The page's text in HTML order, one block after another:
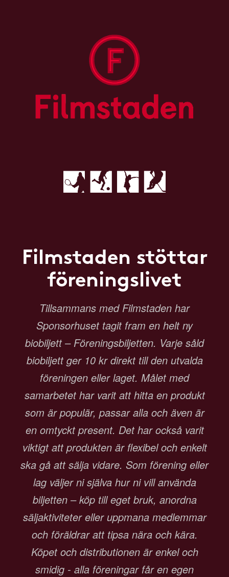
Filmstaden stöttar
föreningslivet
Tillsammans med Filmstaden har
Sponsorhuset tagit fram en helt ny
biobiljett – Föreningsbiljetten. Varje såld
biobiljett ger 10 kr direkt till den utvalda
föreningen eller laget. Målet med
samarbetet har varit att hitta en produkt
som är populär, passar alla och även är
en omtyckt present. Det har också varit
viktigt att produkten är flexibel och enkelt
ska gå att sälja vidare. Som förening eller
lag väljer ni själva hur ni vill använda
biljetten – köp till eget bruk, anordna
säljaktiviteter eller uppmana medlemmar
och föräldrar att tipsa nära och kära.
Köpet och distributionen är enkel och
smidig - alla föreningar får en egen